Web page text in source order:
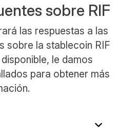
sobre RIF
las respuestas a las
sobre la stablecoin RIF
le damos
para obtener más